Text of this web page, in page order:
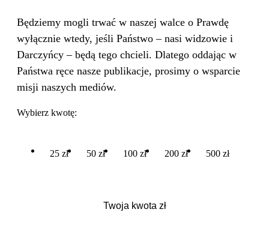
Będziemy mogli trwać w naszej walce o Prawdę
wyłącznie wtedy, jeśli Państwo – nasi widzowie i
Darczyńcy – będą tego chcieli. Dlatego oddając w
Państwa ręce nasze publikacje, prosimy o wsparcie
misji naszych mediów.
Wybierz kwotę:
25 zł 50 zł 100 zł 200 zł 500 zł